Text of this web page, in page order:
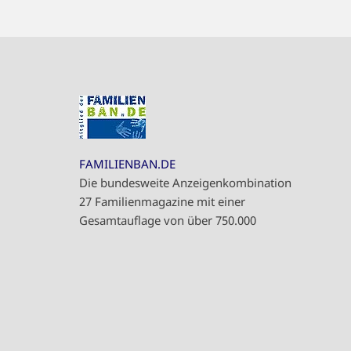
FAMILIENBAN.DE
Die bundesweite Anzeigenkombination
27 Familienmagazine mit einer
Gesamtauflage von über 750.000